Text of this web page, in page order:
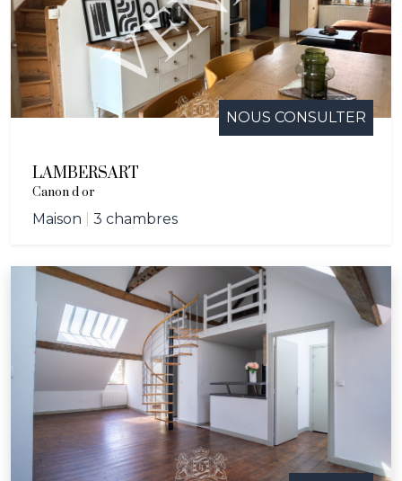
NOUS CONSULTER
LAMBERSART
Canon d or
Maison 3 chambres